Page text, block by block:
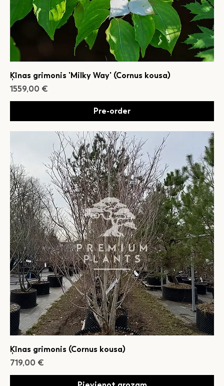
Ķīnas grimonis 'Milky Way' (Cornus kousa)
Cena
1559,00 €
Pre-order
Ķīnas grimonis (Cornus kousa)
Cena
719,00 €